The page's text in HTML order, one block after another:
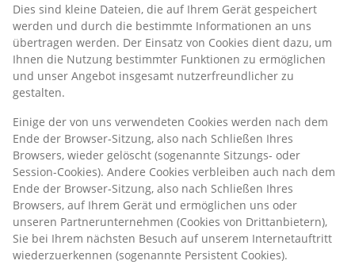
Dies sind kleine Dateien, die auf Ihrem Gerät gespeichert
werden und durch die bestimmte Informationen an uns
übertragen werden. Der Einsatz von Cookies dient dazu, um
Ihnen die Nutzung bestimmter Funktionen zu ermöglichen
und unser Angebot insgesamt nutzerfreundlicher zu
gestalten.
Einige der von uns verwendeten Cookies werden nach dem
Ende der Browser-Sitzung, also nach Schließen Ihres
Browsers, wieder gelöscht (sogenannte Sitzungs- oder
Session-Cookies). Andere Cookies verbleiben auch nach dem
Ende der Browser-Sitzung, also nach Schließen Ihres
Browsers, auf Ihrem Gerät und ermöglichen uns oder
unseren Partnerunternehmen (Cookies von Drittanbietern),
Sie bei Ihrem nächsten Besuch auf unserem Internetauftritt
wiederzuerkennen (sogenannte Persistent Cookies).